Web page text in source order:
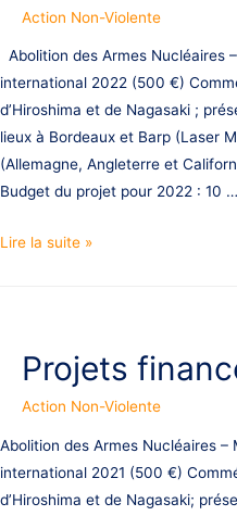
Action Non-Violente
Abolition des Armes Nucléaires
international 2022 (500 €)
d’Hiroshima et de Nagasaki ;
lieux à Bordeaux et Barp (Laser
(Allemagne, Angleterre et
Budget du projet pour 2022 : 10 …
Action
2022
Lire la suite »
Projets
Action Non-Violente
Abolition des Armes Nucléaires
international 2021 (500 €)
d’Hiroshima et de Nagasaki;